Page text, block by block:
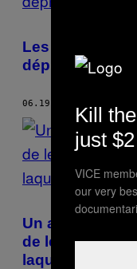
Les «
déprimant de la
06.19.19
Un an plus
de leur
laquelle il s’est
Kill
just
VICE
our very